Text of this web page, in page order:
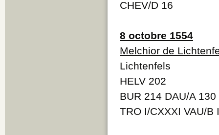
CHEV/D 16
8 octobre 1554
Melchior de
Lichtenfels
HELV 202
BUR 214 DAU/A
TRO I/CXXXI VAU/B